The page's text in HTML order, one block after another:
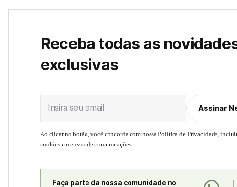
Receba todas as
exclusivas
Insira seu email Assinar
Ao clicar no botão, você concorda com nossaPolítica de Privacidade,
cookies e o envio de comunicações.
Faça parte da nossa comunidade no